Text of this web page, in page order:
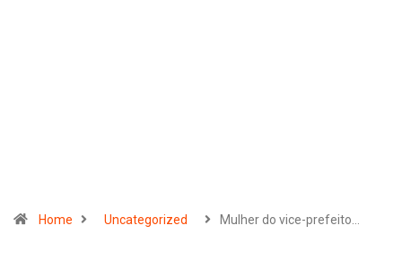
Home Uncategorized Mulher do vice-prefeito…